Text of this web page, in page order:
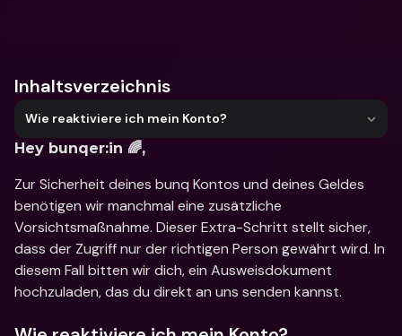
Inhaltsverzeichnis
Wie reaktiviere ich mein Konto?
Hey bunqer:in 🌈,
Zur Sicherheit deines bunq Kontos und deines Geldes
benötigen wir manchmal eine zusätzliche
Vorsichtsmaßnahme. Dieser Extra-Schritt stellt sicher,
dass der Zugriff nur der richtigen Person gewährt wird. In
diesem Fall bitten wir dich, ein Ausweisdokument
hochzuladen, das du direkt an uns senden kannst.